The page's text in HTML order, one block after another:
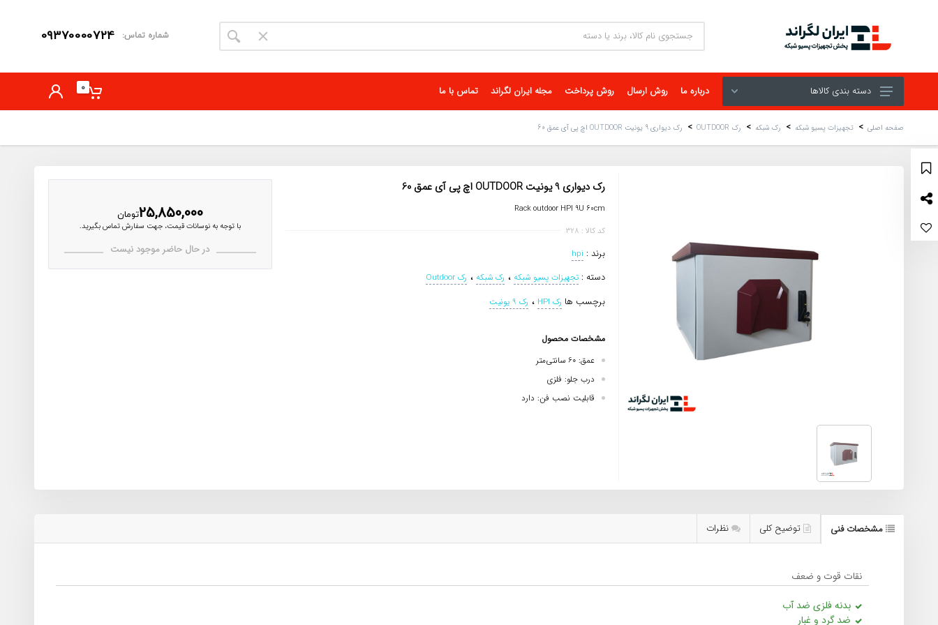
شماره تماس: 09370000724
دسته بندی کالاها درباره ما روش ارسال روش پرداخت مجله ایران لگراند تماس با ما 0
صفحه اصلی تجهیزات پسیو شبکه رک شبکه رک OUTDOOR رک دیواری 9 یونیت OUTDOOR اچ پی آی عمق 60
رک دیواری 9 یونیت OUTDOOR اچ پی آی عمق 60
Rack outdoor HPI 9U 60cm
کد کالا : 328
برند : hpi
دسته :تجهیزات پسیو شبکه ، رک شبکه ، رک Outdoor
برچسب ها رک HPI ، رک 9 یونیت
مشخصات محصول
عمق: 60 سانتی‌متر
درب جلو: فلزی
قابلیت نصب فن: دارد
25,850,000تومان
با توجه به نوسانات قیمت، جهت سفارش تماس بگیرید.
در حال حاضر موجود نیست
مشخصات فنی توضیح کلی نظرات
نقات قوت و ضعف
بدنه فلزی ضد آب
ضد گرد و غبار